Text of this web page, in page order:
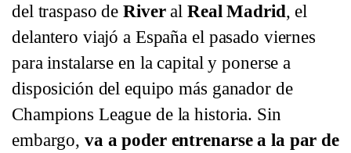
del traspaso deRiveralReal Madrid, el
delantero viajó a España el pasado viernes
para instalarse en la capital y ponerse a
disposición del equipo más ganador de
Champions League de la historia. Sin
embargo, va a poder entrenarse a la par de